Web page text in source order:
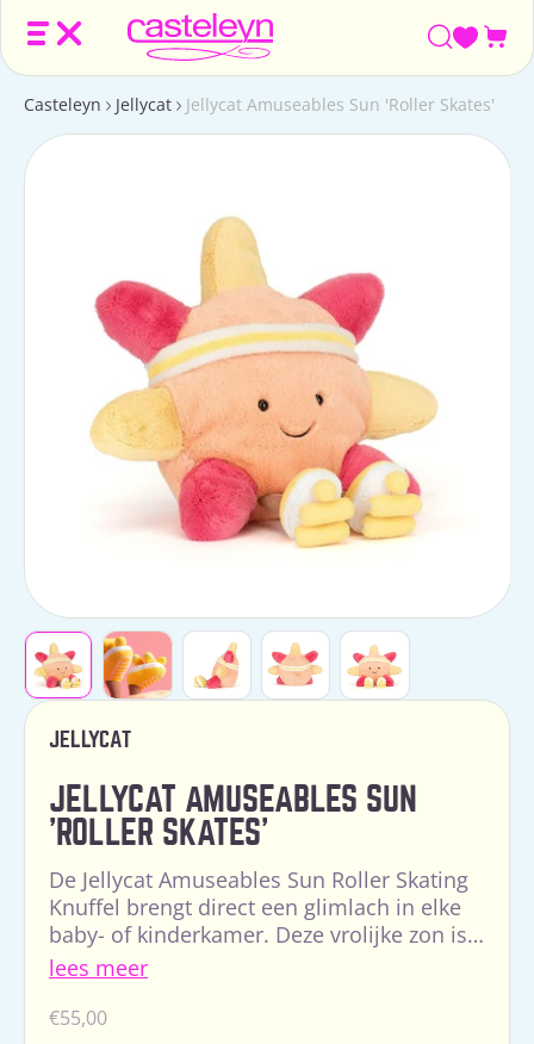
Casteleyn Jellycat Jellycat Amuseables Sun 'Roller Skates'
Ga
JELLYCAT
JELLYCAT AMUSEABLES SUN
'ROLLER SKATES'
De Jellycat Amuseables Sun Roller Skating
Knuffel brengt direct een glimlach in elke
baby- of kinderkamer. Deze vrolijke zon is
niet zomaar een knuffel, maar een karakter
lees meer
Normale
€55,00